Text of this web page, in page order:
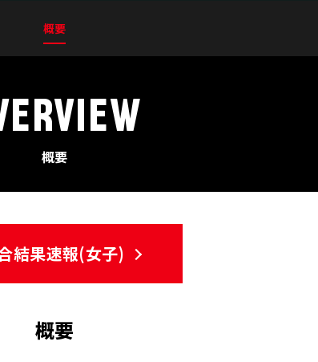
概要
概要
結果速報(女子)
概要